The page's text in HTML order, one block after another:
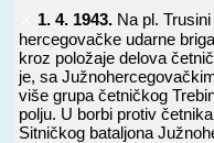
1. 4. 1943. Na pl.
hercegovačke udarne
kroz položaje delova
je, sa
više grupa četničkog
polju. U borbi protiv
Sitničkog bataljona